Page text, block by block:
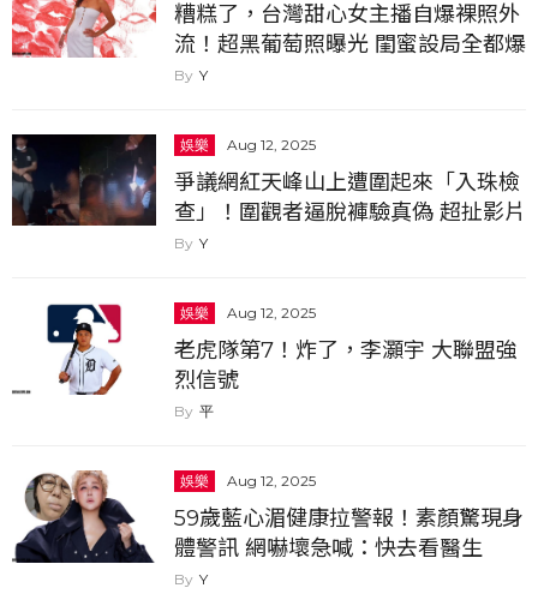
糟糕了，台灣甜心女主播自爆裸照外
流！超黑葡萄照曝光 閨蜜設局全都爆
Y
娛樂 Aug 12, 2025
爭議網紅天峰山上遭圍起來「入珠檢
查」！圍觀者逼脫褲驗真偽 超扯影片
火速瘋傳
Y
娛樂 Aug 12, 2025
老虎隊第7！炸了，李灝宇 大聯盟強
烈信號
平
娛樂 Aug 12, 2025
59歲藍心湄健康拉警報！素顏驚現身
體警訊 網嚇壞急喊：快去看醫生
Y